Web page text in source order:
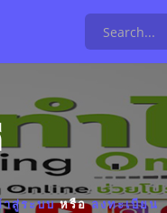
าสู่ระบบหรือลงทะเบียน